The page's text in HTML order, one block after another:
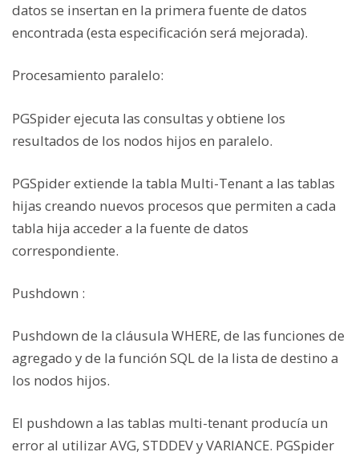
datos se insertan en la primera fuente de datos
encontrada (esta especificación será mejorada).
Procesamiento paralelo:
PGSpider ejecuta las consultas y obtiene los
resultados de los nodos hijos en paralelo.
PGSpider extiende la tabla Multi-Tenant a las tablas
hijas creando nuevos procesos que permiten a cada
tabla hija acceder a la fuente de datos
correspondiente.
Pushdown :
Pushdown de la cláusula WHERE, de las funciones de
agregado y de la función SQL de la lista de destino a
los nodos hijos.
El pushdown a las tablas multi-tenant producía un
error al utilizar AVG, STDDEV y VARIANCE. PGSpider